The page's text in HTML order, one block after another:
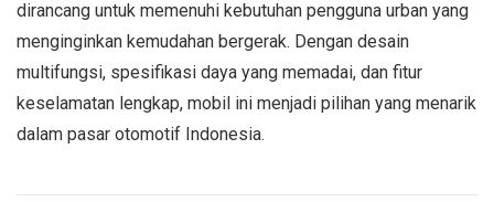
dirancang untuk memenuhi kebutuhan pengguna urban yang
menginginkan kemudahan bergerak. Dengan desain
multifungsi, spesifikasi daya yang memadai, dan fitur
keselamatan lengkap, mobil ini menjadi pilihan yang menarik
dalam pasar otomotif Indonesia.